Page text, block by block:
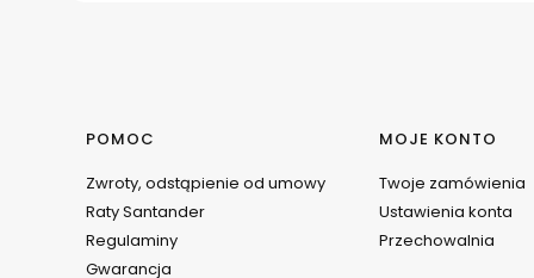
Linki w stopce
POMOC
Zwroty, odstąpienie od umowy
Raty Santander
Regulaminy
Gwarancja
MOJE KONTO
Twoje zamówienia
Ustawienia konta
Przechowalnia